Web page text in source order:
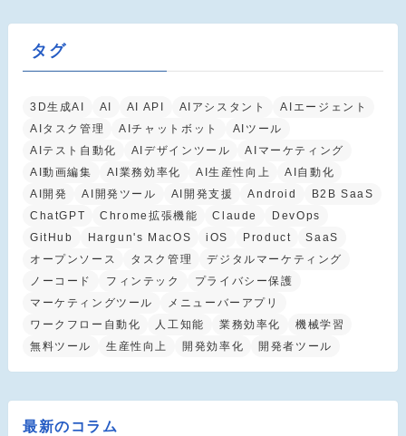
タグ
3D生成AI AI AI API AIアシスタント
AIエージェント
AIタスク管理
AIチャットボット
AIツール
AIテスト自動化
AIデザインツール
AIマーケティング
AI動画編集
AI業務効率化 AI生産性向上
AI自動化
AI開発
AI開発ツール AI開発支援 Android
B2B SaaS
ChatGPT
Chrome拡張機能 Claude
DevOps
GitHub
Hargun's MacOS iOS Product
SaaS
オープンソース
タスク管理
デジタルマーケティング
ノーコード
フィンテック
プライバシー保護
マーケティングツール
メニューバーアプリ
ワークフロー自動化
人工知能 業務効率化
機械学習
無料ツール
生産性向上 開発効率化 開発者ツール
最新のコラム